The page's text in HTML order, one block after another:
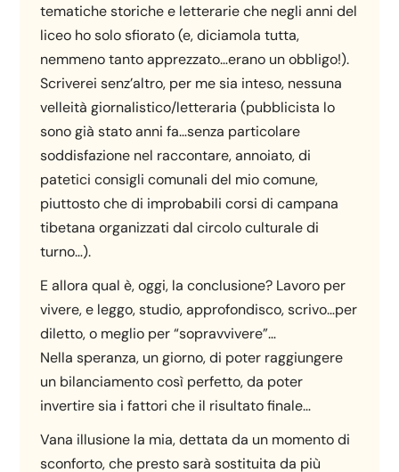
tematiche storiche e letterarie che negli anni del
liceo ho solo sfiorato (e, diciamola tutta,
nemmeno tanto apprezzato…erano un obbligo!).
Scriverei senz’altro, per me sia inteso, nessuna
velleità giornalistico/letteraria (pubblicista lo
sono già stato anni fa…senza particolare
soddisfazione nel raccontare, annoiato, di
patetici consigli comunali del mio comune,
piuttosto che di improbabili corsi di campana
tibetana organizzati dal circolo culturale di
turno…).
E allora qual è, oggi, la conclusione? Lavoro per
vivere, e leggo, studio, approfondisco, scrivo…per
diletto, o meglio per “sopravvivere”…
Nella speranza, un giorno, di poter raggiungere
un bilanciamento così perfetto, da poter
invertire sia i fattori che il risultato finale…
Vana illusione la mia, dettata da un momento di
sconforto, che presto sarà sostituita da più